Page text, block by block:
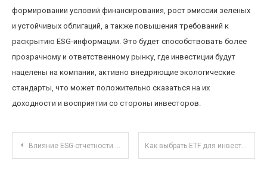
формировании условий финансирования, рост эмиссии зеленых
и устойчивых облигаций, а также повышения требований к
раскрытию ESG-информации. Это будет способствовать более
прозрачному и ответственному рынку, где инвестиции будут
нацелены на компании, активно внедряющие экологические
стандарты, что может положительно сказаться на их
доходности и восприятии со стороны инвесторов.
Навигация по записям
Влияние ESG-отчетности на рост акций компаний с устойчивой окружающей средой Как выбрать ETF для инвестирования в «зеленую» энергетику в условиях растущего спроса